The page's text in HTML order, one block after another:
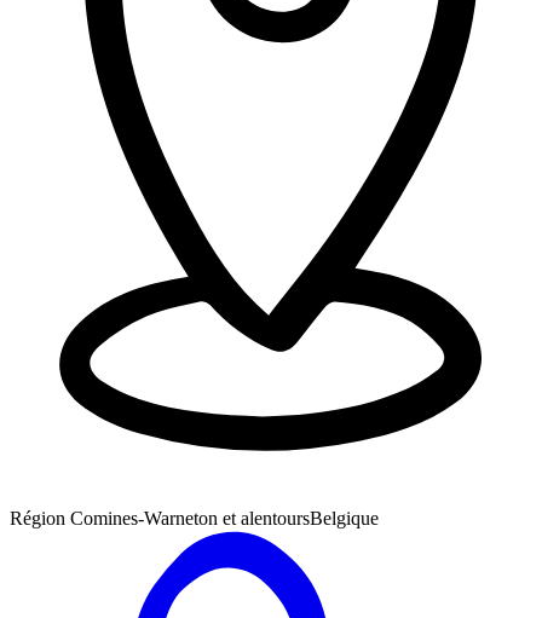
Région Comines-Warneton et alentoursBelgique